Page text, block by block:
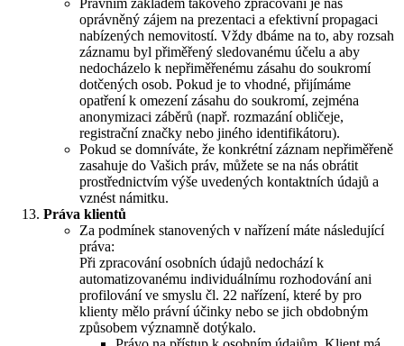
oprávněný zájem na prezentaci a efektivní propagaci
nabízených nemovitostí. Vždy dbáme na to, aby rozsah
záznamu byl přiměřený sledovanému účelu a aby
nedocházelo k nepřiměřenému zásahu do soukromí
dotčených osob. Pokud je to vhodné, přijímáme
opatření k omezení zásahu do soukromí, zejména
anonymizaci záběrů (např. rozmazání obličeje,
registrační značky nebo jiného identifikátoru).
Pokud se domníváte, že konkrétní záznam nepřiměřeně
zasahuje do Vašich práv, můžete se na nás obrátit
prostřednictvím výše uvedených kontaktních údajů a
vznést námitku.
Práva klientů
Za podmínek stanovených v nařízení máte následující
práva:
Při zpracování osobních údajů nedochází k
automatizovanému individuálnímu rozhodování ani
profilování ve smyslu čl. 22 nařízení, které by pro
klienty mělo právní účinky nebo se jich obdobným
způsobem významně dotýkalo.